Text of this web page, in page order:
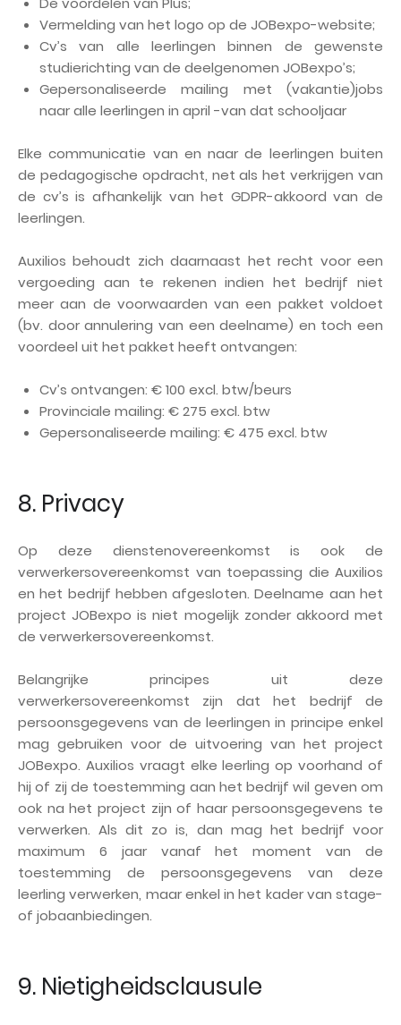
Vermelding van het logo op de JOBexpo-website;
Cv’s van alle leerlingen binnen de gewenste
studierichting van de deelgenomen JOBexpo’s;
Gepersonaliseerde mailing met (vakantie)jobs
naar alle leerlingen in april -van dat schooljaar
Elke communicatie van en naar de leerlingen buiten
de pedagogische opdracht, net als het verkrijgen van
de cv’s is afhankelijk van het GDPR-akkoord van de
leerlingen.
Auxilios behoudt zich daarnaast het recht voor een
vergoeding aan te rekenen indien het bedrijf niet
meer aan de voorwaarden van een pakket voldoet
(bv. door annulering van een deelname) en toch een
voordeel uit het pakket heeft ontvangen:
Cv’s ontvangen: € 100 excl. btw/beurs
Provinciale mailing: € 275 excl. btw
Gepersonaliseerde mailing: € 475 excl. btw
8. Privacy
Op deze dienstenovereenkomst is ook de
verwerkersovereenkomst van toepassing die Auxilios
en het bedrijf hebben afgesloten. Deelname aan het
project JOBexpo is niet mogelijk zonder akkoord met
de verwerkersovereenkomst.
Belangrijke principes uit deze
verwerkersovereenkomst zijn dat het bedrijf de
persoonsgegevens van de leerlingen in principe enkel
mag gebruiken voor de uitvoering van het project
JOBexpo. Auxilios vraagt elke leerling op voorhand of
hij of zij de toestemming aan het bedrijf wil geven om
ook na het project zijn of haar persoonsgegevens te
verwerken. Als dit zo is, dan mag het bedrijf voor
maximum 6 jaar vanaf het moment van de
toestemming de persoonsgegevens van deze
leerling verwerken, maar enkel in het kader van stage-
of jobaanbiedingen.
9. Nietigheidsclausule